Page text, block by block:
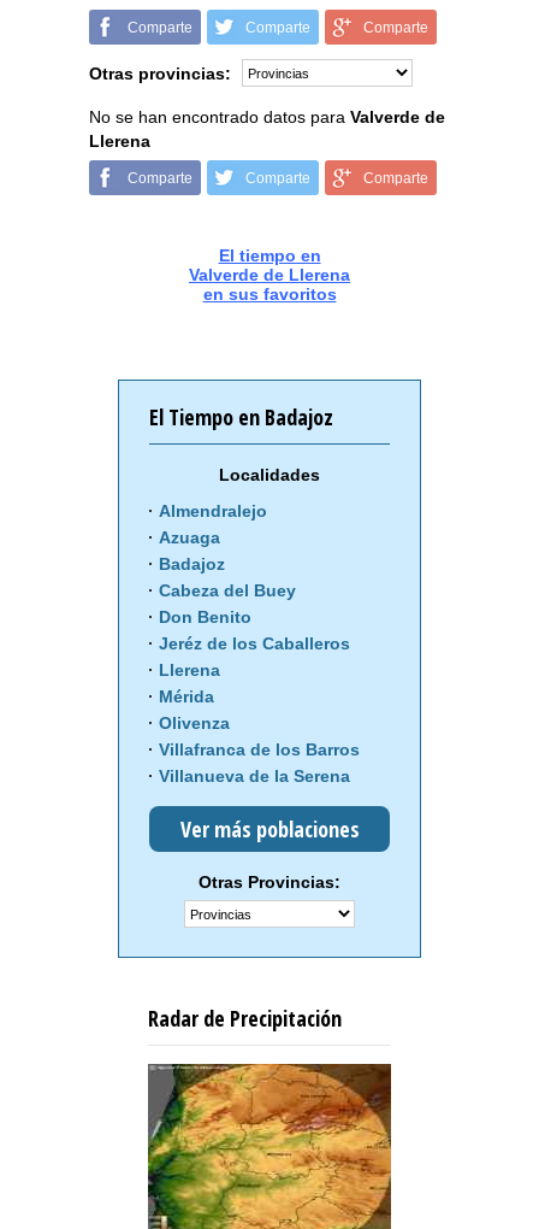
Comparte Comparte Comparte
Otras provincias:
No se han encontrado datos para Valverde de
Llerena
Comparte Comparte Comparte
El tiempo en
Valverde de Llerena
en sus favoritos
El Tiempo en Badajoz
Localidades
Almendralejo
Azuaga
Badajoz
Cabeza del Buey
Don Benito
Jeréz de los Caballeros
Llerena
Mérida
Olivenza
Villafranca de los Barros
Villanueva de la Serena
Ver más poblaciones
Otras Provincias:
Radar de Precipitación